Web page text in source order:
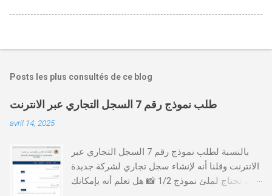
Posts les plus consultés de ce blog
طلب نموذج رقم 7 السجل التجاري عبر الانترنت
avril 14, 2025
بالنسبة لطلب نموذج رقم 7 السجل التجاري عبر
الانترنت وقلنا أنه لإنشاء سجل تجاري لشركة جديدة
أنت تحتاج لملئ نموذج 1/2 📸 هل تعلم أنه بإمكانك